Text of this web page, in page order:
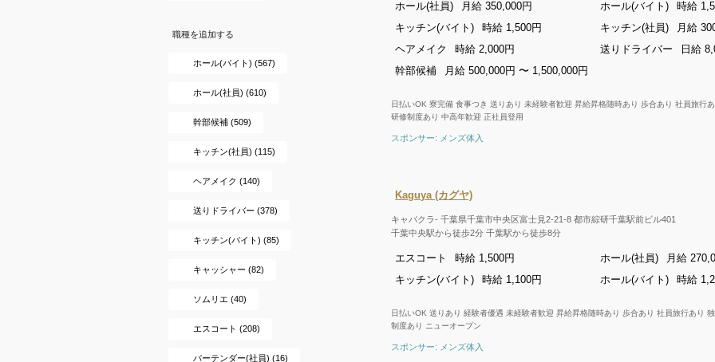
職種を追加する
ホール(バイト) (567)
ホール(社員) (610)
幹部候補 (509)
キッチン(社員) (115)
ヘアメイク (140)
送りドライバー (378)
キッチン(バイト) (85)
キャッシャー (82)
ソムリエ (40)
エスコート (208)
バーテンダー(社員) (16)
ホール(社員) 月給 350,000円 ホール(バイト)
時給
キッチン(バイト)
時給 1,500円 キッチン(社員)
月給
ヘアメイク
時給 2,000円 送りドライバー
日給
幹部候補
月給 500,000円 〜 1,500,000円
日払いOK 寮完備 食事つき 送りあり 未経験者歓迎 昇給昇格随時あり 歩合あり 社員旅行
研修制度あり 中高年歓迎 正社員登用
スポンサー: メンズ体入
Kaguya (カグヤ)
キャバクラ- 千葉県千葉市中央区富士見2-21-8 都市綜研千葉駅前ビル401
千葉中央駅から徒歩2分 千葉駅から徒歩8分
エスコート 時給 1,500円 ホール(社員)
月給
キッチン(バイト)
時給 1,100円 ホール(バイト) 時給
日払いOK 送りあり 経験者優遇 未経験者歓迎 昇給昇格随時あり 歩合あり 社員旅行あり
制度あり ニューオープン
スポンサー: メンズ体入